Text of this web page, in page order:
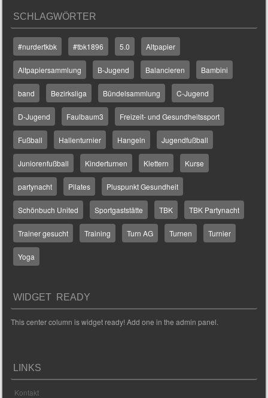
SCHLAGWÖRTER
#nurdertkbk #tbk1896 5.0 Altpapier
Altpapiersammlung B-Jugend Balancieren Bambini
band Bezirksliga Bündelsammlung C-Jugend
D-Jugend Faulbaum3 Freizeit- und Gesundheitssport
Fußball Hallenturnier Hangeln Jugendfußball
Juniorenfußball Kinderturnen Klettern Kurse
partynacht Pilates Pluspunkt Gesundheit
Schönbuch United Sportgaststätte TBK TBK Partynacht
Trainer gesucht Training Turn AG Turnen Turnier
Yoga
WIDGET READY
This center column is widget ready! Add one in the admin panel.
LINKS
Kontakt